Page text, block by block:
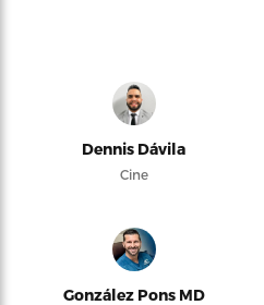
Dennis Dávila
Cine
González Pons MD